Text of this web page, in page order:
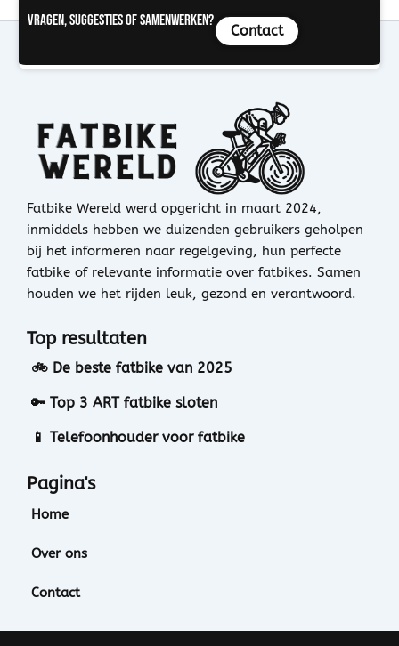
Vragen, suggesties of samenwerken?
Contact
Fatbike Wereld werd opgericht in maart 2024,
inmiddels hebben we duizenden gebruikers geholpen
bij het informeren naar regelgeving, hun perfecte
fatbike of relevante informatie over fatbikes. Samen
houden we het rijden leuk, gezond en verantwoord.
Top resultaten
🚲 De beste fatbike van 2025
🔑 Top 3 ART fatbike sloten
📱 Telefoonhouder voor fatbike
Pagina's
Home
Over ons
Contact